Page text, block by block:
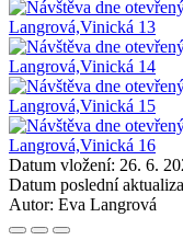
Datum vložení: 26. 6.
Datum poslední
Autor: Eva Langrová